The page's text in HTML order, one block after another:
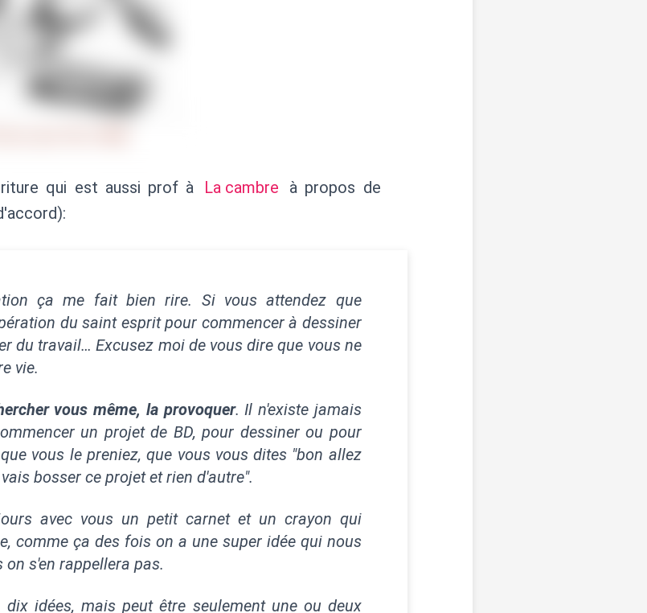
qui est aussi prof à La cambre
à propos de
ça me fait bien rire. Si vous attendez que
du saint esprit pour commencer à dessiner
du travail… Excusez moi de vous dire que vous ne
vie.
vous même, la provoquer. Il n'existe jamais
un projet de BD, pour dessiner ou pour
vous le preniez, que vous vous dites "bon allez
bosser ce projet et rien d'autre".
avec vous un petit carnet et un crayon qui
comme ça des fois on a une super idée qui nous
s'en rappellera pas.
idées, mais peut être seulement une ou deux